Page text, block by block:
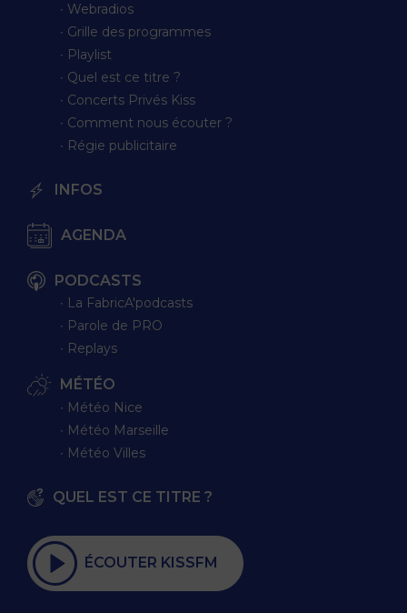
∙ Webradios
∙ Grille des programmes
∙ Playlist
∙ Quel est ce titre ?
∙ Concerts Privés Kiss
∙ Comment nous écouter ?
∙ Régie publicitaire
INFOS
AGENDA
PODCASTS
∙ La FabricA'podcasts
∙ Parole de PRO
∙ Replays
MÉTÉO
∙ Météo Nice
∙ Météo Marseille
∙ Météo Villes
QUEL EST CE TITRE ?
ÉCOUTER KISSFM